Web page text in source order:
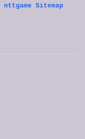
nttgame Sitemap